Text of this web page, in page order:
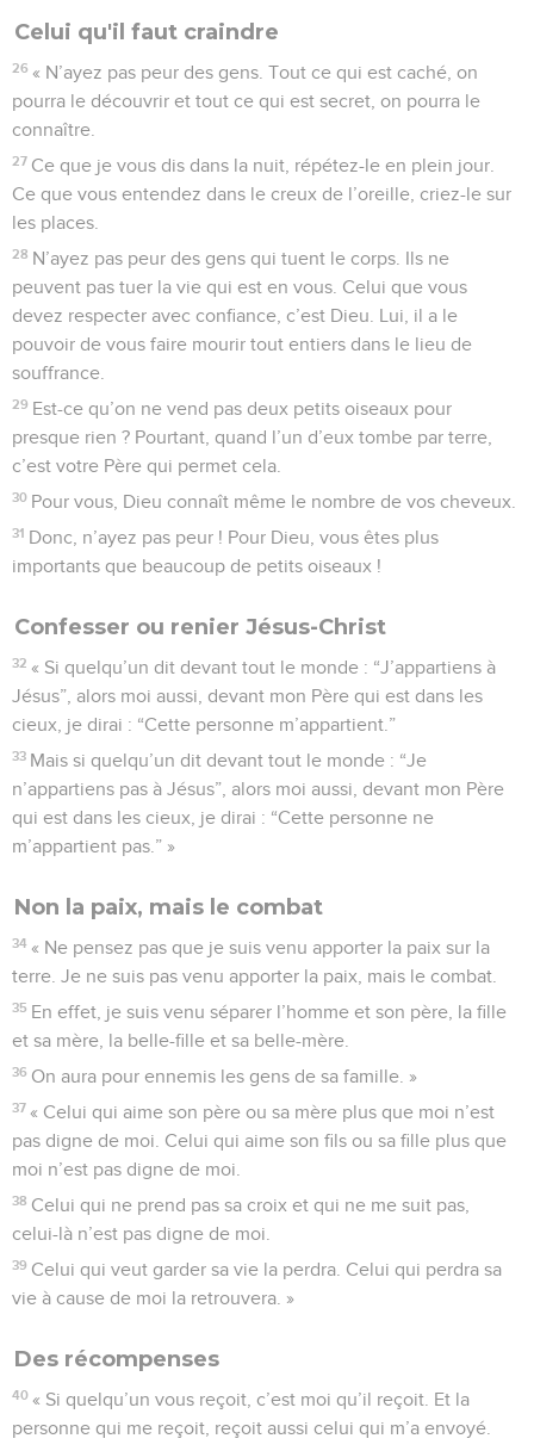
Celui qu'il faut craindre
26 « N’ayez pas peur des gens. Tout ce qui est caché, on
pourra le découvrir et tout ce qui est secret, on pourra le
connaître.
27 Ce que je vous dis dans la nuit, répétez-le en plein jour.
Ce que vous entendez dans le creux de l’oreille, criez-le sur
les places.
28 N’ayez pas peur des gens qui tuent le corps. Ils ne
peuvent pas tuer la vie qui est en vous. Celui que vous
devez respecter avec confiance, c’est Dieu. Lui, il a le
pouvoir de vous faire mourir tout entiers dans le lieu de
souffrance.
29 Est-ce qu’on ne vend pas deux petits oiseaux pour
presque rien ? Pourtant, quand l’un d’eux tombe par terre,
c’est votre Père qui permet cela.
30 Pour vous, Dieu connaît même le nombre de vos cheveux.
31 Donc, n’ayez pas peur ! Pour Dieu, vous êtes plus
importants que beaucoup de petits oiseaux !
Confesser ou renier Jésus-Christ
32 « Si quelqu’un dit devant tout le monde : “J’appartiens à
Jésus”, alors moi aussi, devant mon Père qui est dans les
cieux, je dirai : “Cette personne m’appartient.”
33 Mais si quelqu’un dit devant tout le monde : “Je
n’appartiens pas à Jésus”, alors moi aussi, devant mon Père
qui est dans les cieux, je dirai : “Cette personne ne
m’appartient pas.” »
Non la paix, mais le combat
34 « Ne pensez pas que je suis venu apporter la paix sur la
terre. Je ne suis pas venu apporter la paix, mais le combat.
35 En effet, je suis venu séparer l’homme et son père, la fille
et sa mère, la belle-fille et sa belle-mère.
36 On aura pour ennemis les gens de sa famille. »
37 « Celui qui aime son père ou sa mère plus que moi n’est
pas digne de moi. Celui qui aime son fils ou sa fille plus que
moi n’est pas digne de moi.
38 Celui qui ne prend pas sa croix et qui ne me suit pas,
celui-là n’est pas digne de moi.
39 Celui qui veut garder sa vie la perdra. Celui qui perdra sa
vie à cause de moi la retrouvera. »
Des récompenses
40 « Si quelqu’un vous reçoit, c’est moi qu’il reçoit. Et la
personne qui me reçoit, reçoit aussi celui qui m’a envoyé.